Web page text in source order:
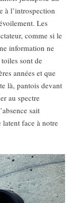
à l’introspection
Les
comme si le
information ne
sont de
années et que
là, pantois devant
au spectre
sait
latent face à notre